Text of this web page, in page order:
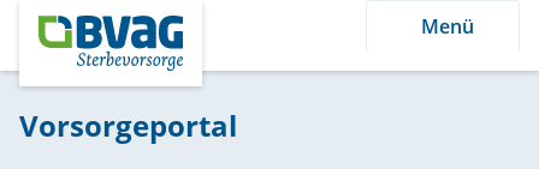
Menü
Vorsorgeportal